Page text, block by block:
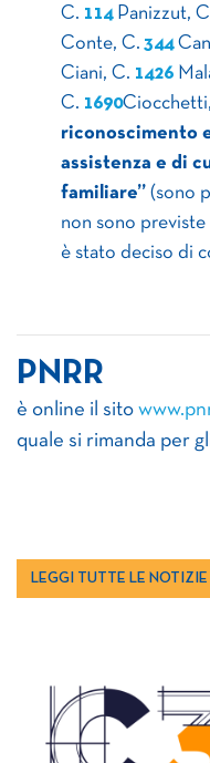
C. 114Panizzut,
Conte, C. 344
Ciani, C. 1426
C. 1690
riconoscimento
assistenza e di
familiare” (sono
non sono
è stato deciso di
PNRR
è online il sito
quale si rimanda per
LEGGI TUTTE LE NOTIZIE